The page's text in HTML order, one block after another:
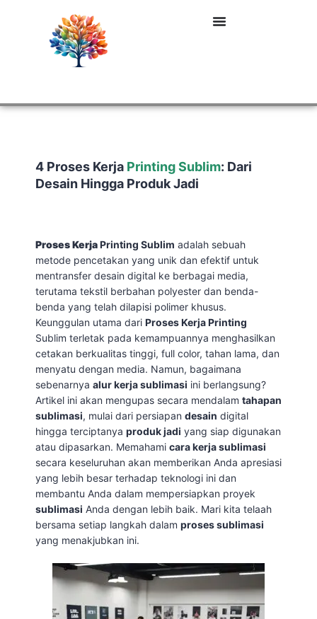
4 Proses Kerja Printing Sublim: Dari
Desain Hingga Produk Jadi
Proses KerjaPrinting Sublim adalah sebuah
metode pencetakan yang unik dan efektif untuk
mentransfer desain digital ke berbagai media,
terutama tekstil berbahan polyester dan benda-
benda yang telah dilapisi polimer khusus.
Keunggulan utama dari Proses Kerja Printing
Sublim terletak pada kemampuannya menghasilkan
cetakan berkualitas tinggi, full color, tahan lama, dan
menyatu dengan media. Namun, bagaimana
sebenarnya alur kerja sublimasi ini berlangsung?
Artikel ini akan mengupas secara mendalam tahapan
sublimasi, mulai dari persiapan desain digital
hingga terciptanya produk jadi yang siap digunakan
atau dipasarkan. Memahami cara kerja sublimasi
secara keseluruhan akan memberikan Anda apresiasi
yang lebih besar terhadap teknologi ini dan
membantu Anda dalam mempersiapkan proyek
sublimasi Anda dengan lebih baik. Mari kita telaah
bersama setiap langkah dalam proses sublimasi
yang menakjubkan ini.